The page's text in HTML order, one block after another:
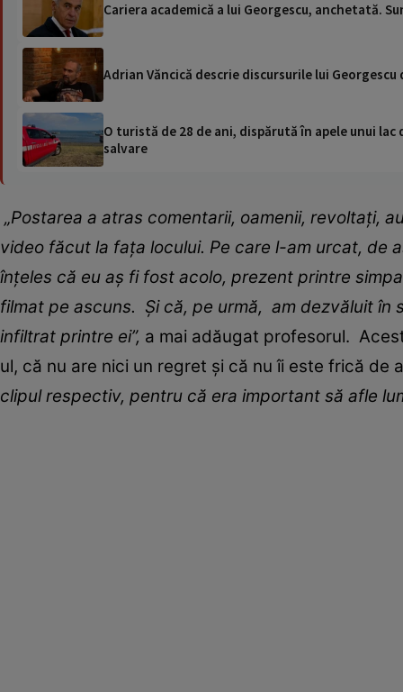
Cariera academică a lui Georgescu, anchetată.
Adrian Văncică descrie discursurile lui Georgescu
O turistă de 28 de ani, dispărută în apele unui
salvare
„Postarea a atras comentarii, oamenii, revoltați,
video făcut la fața locului. Pe care l-am urcat, de
înțeles că eu aș fi fost acolo, prezent printre
filmat pe ascuns. Și că, pe urmă, am dezvăluit
infiltrat printre ei”, a mai adăugat profesorul.
ul, că nu are nici un regret și că nu îi este frică de
clipul respectiv, pentru că era important să afle